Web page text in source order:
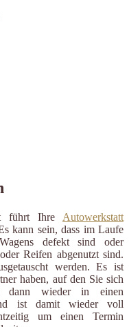
führt Ihre Autowerkstatt
kann sein, dass im Laufe
defekt sind oder
Reifen abgenutzt sind.
werden. Es ist
haben, auf den Sie sich
dann wieder in einen
ist damit wieder voll
um einen Termin